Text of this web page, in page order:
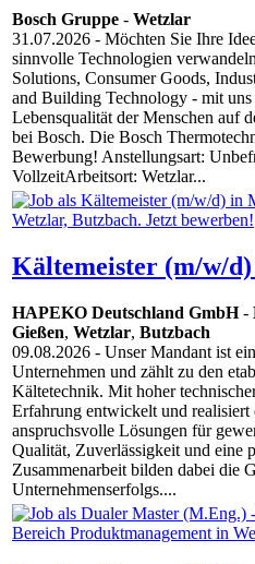
Bosch Gruppe - Wetzlar
31.07.2026 - Möchten Sie Ihre
sinnvolle Technologien
Solutions, Consumer Goods,
and Building Technology - mit uns
Lebensqualität der Menschen auf
bei Bosch. Die Bosch
Bewerbung! Anstellungsart:
VollzeitArbeitsort: Wetzlar...
Kältemeister (m/w/
HAPEKO Deutschland GmbH-
Gießen, Wetzlar, Butzbach
09.08.2026 - Unser Mandant ist
Unternehmen und zählt zu den
Kältetechnik. Mit hoher
Erfahrung entwickelt und realisiert
anspruchsvolle Lösungen für
Qualität, Zuverlässigkeit und eine
Zusammenarbeit bilden dabei die
Unternehmenserfolgs....